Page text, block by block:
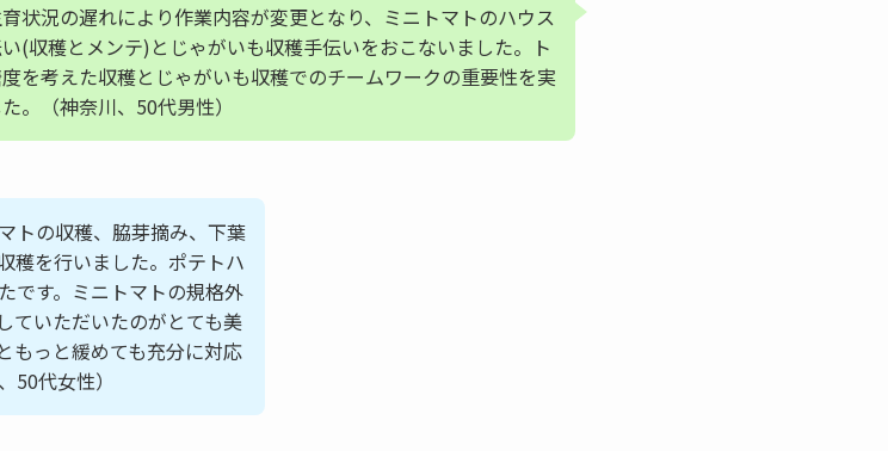
状況の遅れにより作業内容が変更となり、ミニトマトのハウス
(収穫とメンテ)とじゃがいも収穫手伝いをおこないました。ト
を考えた収穫とじゃがいも収穫でのチームワークの重要性を実
。（神奈川、50代男性）
トの収穫、脇芽摘み、下葉
穫を行いました。ポテトハ
です。ミニトマトの規格外
ていただいたのがとても美
もっと緩めても充分に対応
代女性）